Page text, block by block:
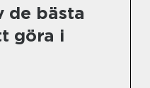
de bästa
göra i